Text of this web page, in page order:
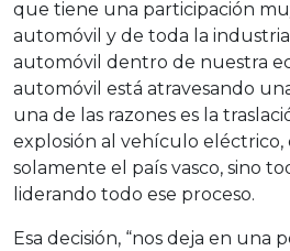
que tiene una participación
automóvil y de toda la
automóvil dentro de nuestra
automóvil está atravesando
una de las razones es la
explosión al vehículo eléctrico,
solamente el país vasco, sino
liderando todo ese proceso.
Esa decisión, “nos deja en una